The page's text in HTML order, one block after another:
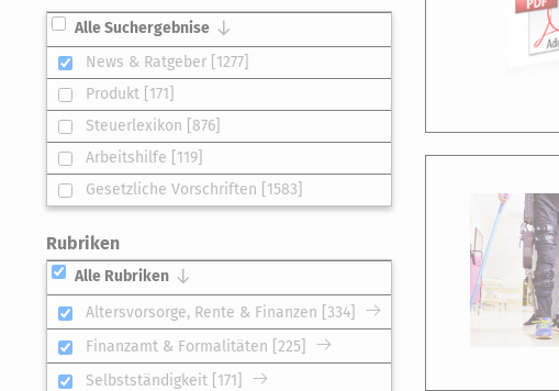
Alle Suchergebnise
News & Ratgeber [1277]
Produkt [171]
Steuerlexikon [876]
Arbeitshilfe [119]
Gesetzliche Vorschriften [1583]
Rubriken
Alle Rubriken
Altersvorsorge, Rente & Finanzen [334]
Finanzamt & Formalitäten [225]
Selbstständigkeit [171]